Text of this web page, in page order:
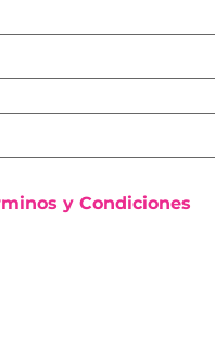
y Condiciones